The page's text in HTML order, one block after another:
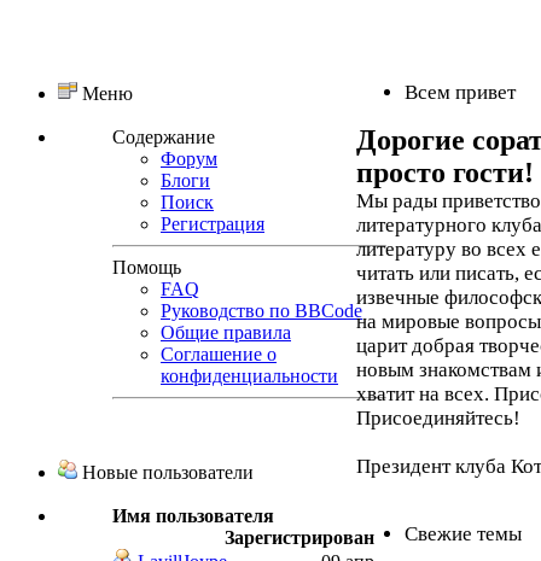
Меню
Содержание
Форум
Блоги
Поиск
Регистрация
Помощь
FAQ
Руководство по BBCode
Общие правила
Соглашение о
конфиденциальности
Новые пользователи
Имя пользователя
Зарегистрирован
Всем привет
Дорогие
просто гости!
Мы рады
литературного
литературу во всех
читать или писать,
извечные
на мировые
царит добрая
новым знакомствам
хватит на всех.
Присоединяйтесь!
Президент клуба
Свежие темы